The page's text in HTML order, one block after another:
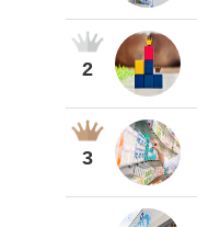
2
3